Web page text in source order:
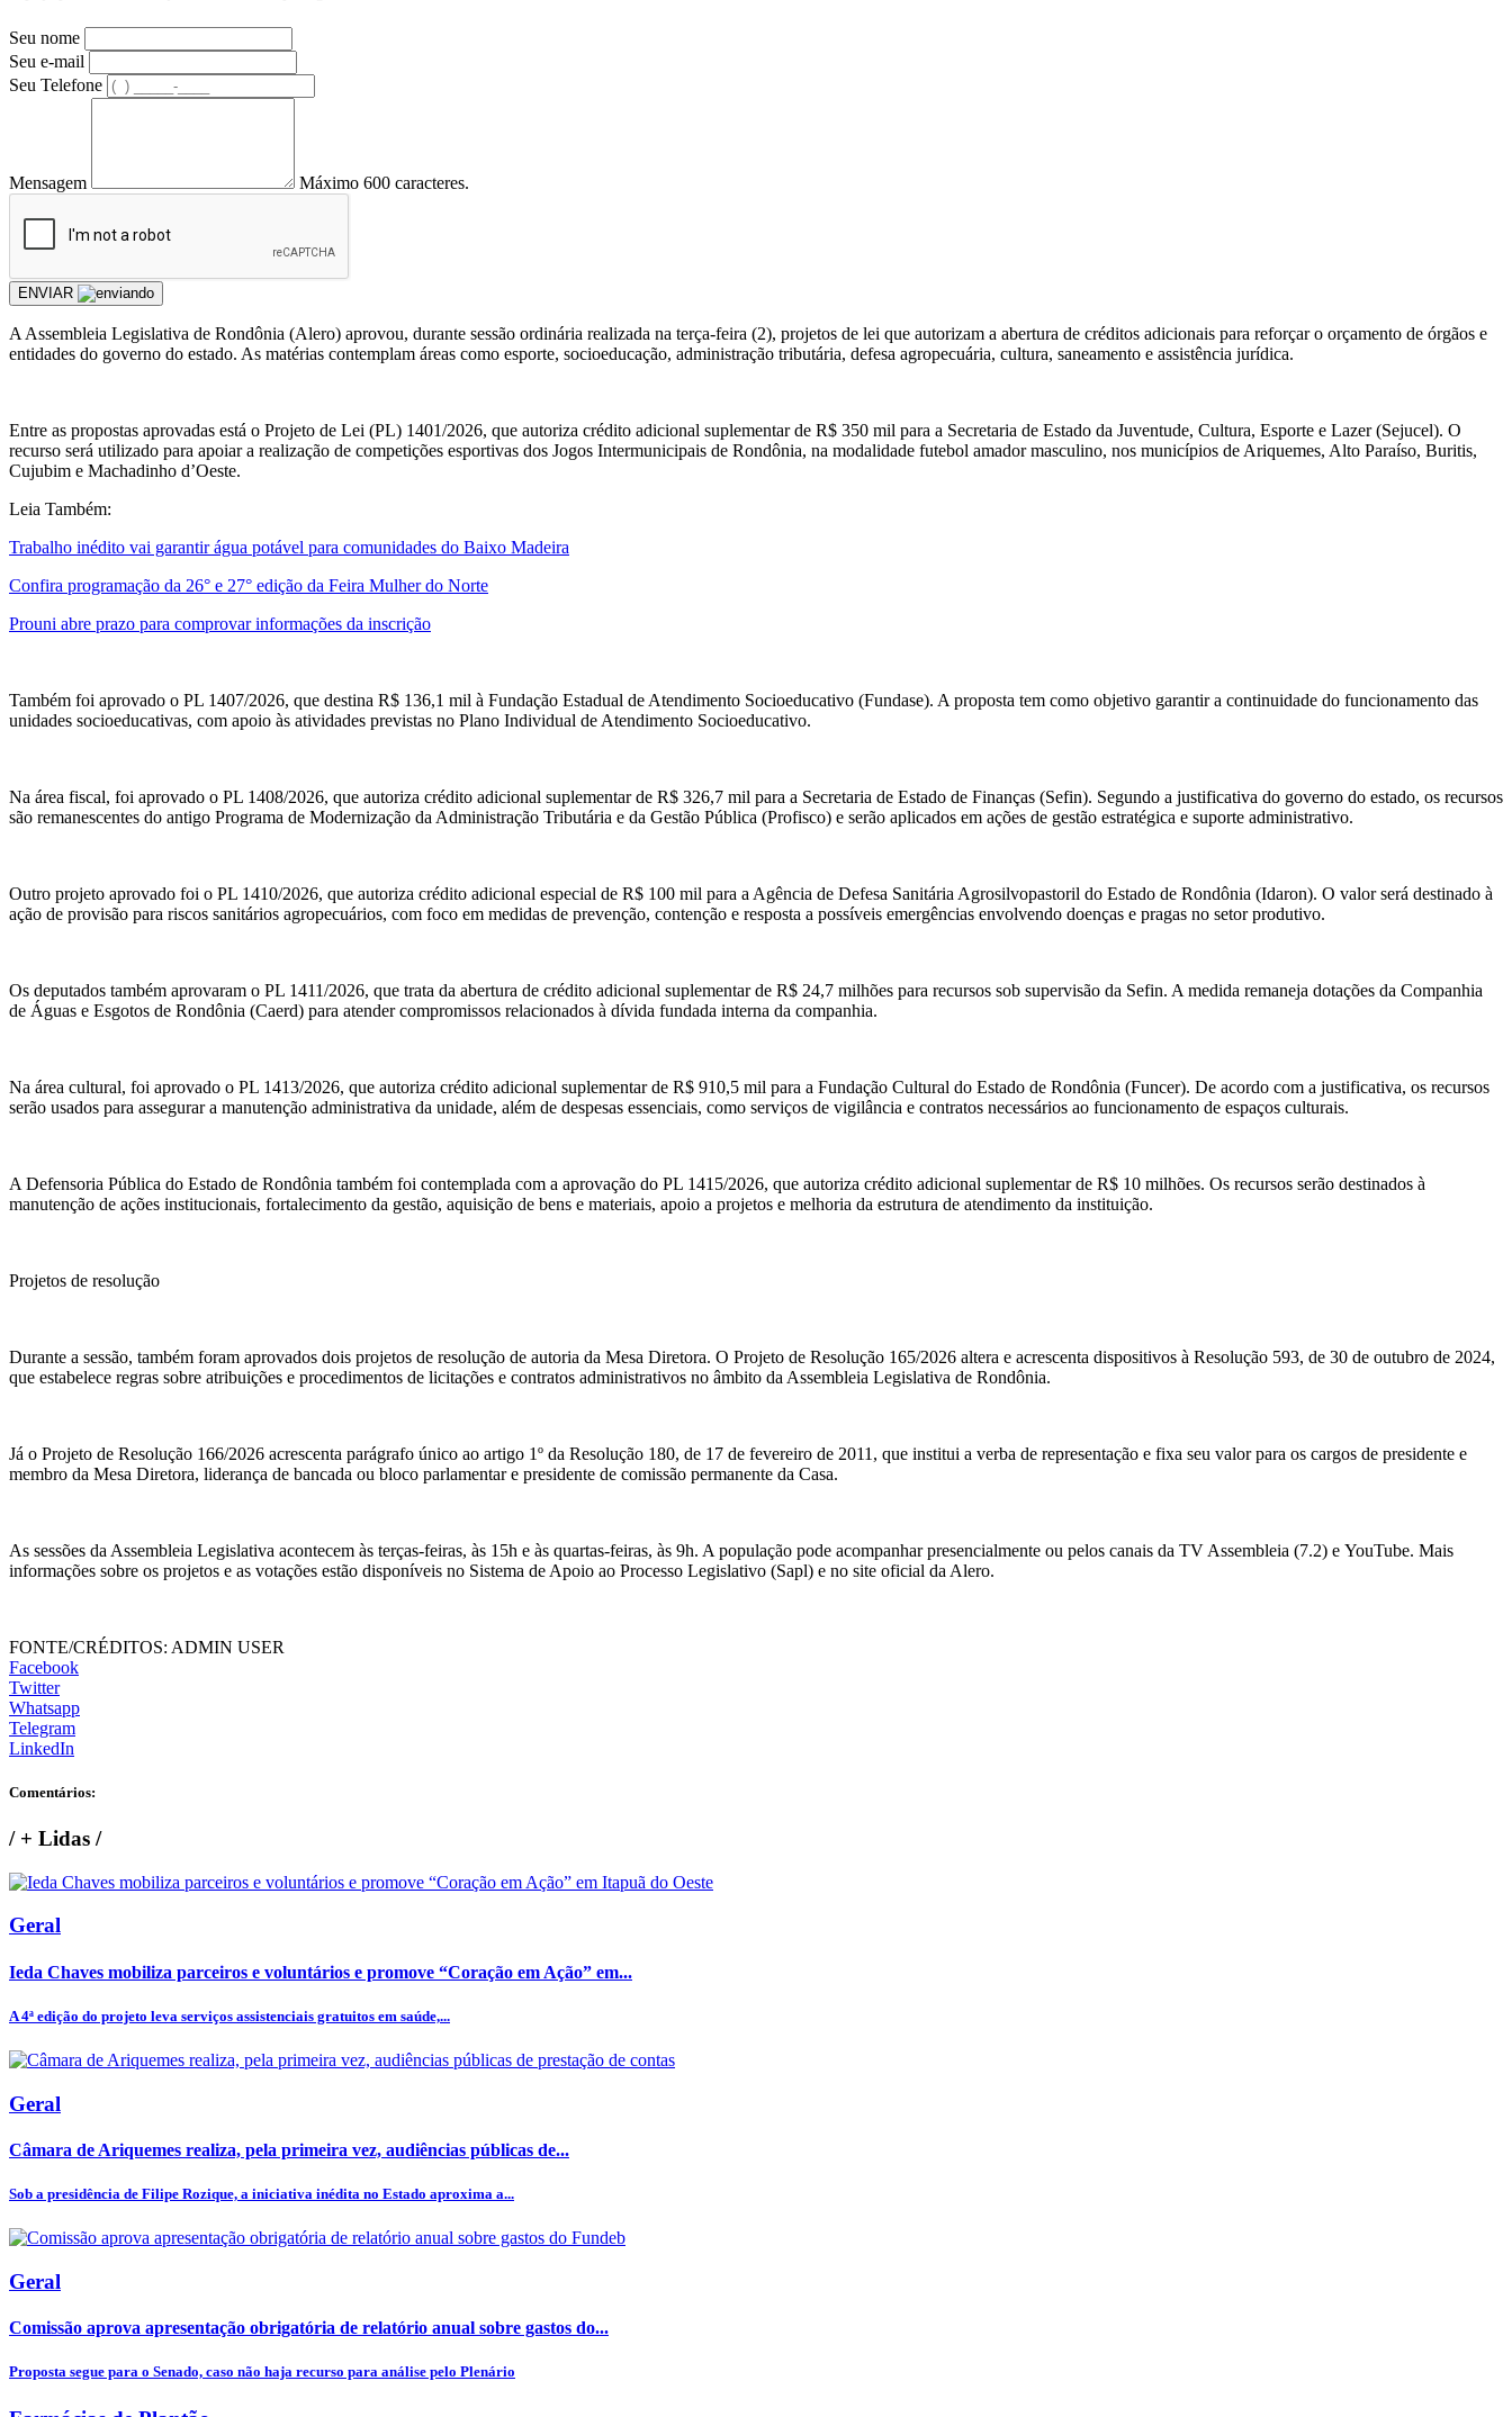
Seu nome
Seu e-mail
Seu Telefone
Mensagem Máximo 600 caracteres.
ENVIAR
A Assembleia Legislativa de Rondônia (Alero) aprovou, durante sessão ordinária realizada na terça-feira (2), projetos de lei que autorizam a abertura de créditos adicionais para reforçar o orçamento de órgãos e
entidades do governo do estado. As matérias contemplam áreas como esporte, socioeducação, administração tributária, defesa agropecuária, cultura, saneamento e assistência jurídica.
Entre as propostas aprovadas está o Projeto de Lei (PL) 1401/2026, que autoriza crédito adicional suplementar de R$ 350 mil para a Secretaria de Estado da Juventude, Cultura, Esporte e Lazer (Sejucel). O
recurso será utilizado para apoiar a realização de competições esportivas dos Jogos Intermunicipais de Rondônia, na modalidade futebol amador masculino, nos municípios de Ariquemes, Alto Paraíso, Buritis,
Cujubim e Machadinho d’Oeste.
Leia Também:
Trabalho inédito vai garantir água potável para comunidades do Baixo Madeira
Confira programação da 26° e 27° edição da Feira Mulher do Norte
Prouni abre prazo para comprovar informações da inscrição
Também foi aprovado o PL 1407/2026, que destina R$ 136,1 mil à Fundação Estadual de Atendimento Socioeducativo (Fundase). A proposta tem como objetivo garantir a continuidade do funcionamento das
unidades socioeducativas, com apoio às atividades previstas no Plano Individual de Atendimento Socioeducativo.
Na área fiscal, foi aprovado o PL 1408/2026, que autoriza crédito adicional suplementar de R$ 326,7 mil para a Secretaria de Estado de Finanças (Sefin). Segundo a justificativa do governo do estado, os recursos
são remanescentes do antigo Programa de Modernização da Administração Tributária e da Gestão Pública (Profisco) e serão aplicados em ações de gestão estratégica e suporte administrativo.
Outro projeto aprovado foi o PL 1410/2026, que autoriza crédito adicional especial de R$ 100 mil para a Agência de Defesa Sanitária Agrosilvopastoril do Estado de Rondônia (Idaron). O valor será destinado à
ação de provisão para riscos sanitários agropecuários, com foco em medidas de prevenção, contenção e resposta a possíveis emergências envolvendo doenças e pragas no setor produtivo.
Os deputados também aprovaram o PL 1411/2026, que trata da abertura de crédito adicional suplementar de R$ 24,7 milhões para recursos sob supervisão da Sefin. A medida remaneja dotações da Companhia
de Águas e Esgotos de Rondônia (Caerd) para atender compromissos relacionados à dívida fundada interna da companhia.
Na área cultural, foi aprovado o PL 1413/2026, que autoriza crédito adicional suplementar de R$ 910,5 mil para a Fundação Cultural do Estado de Rondônia (Funcer). De acordo com a justificativa, os recursos
serão usados para assegurar a manutenção administrativa da unidade, além de despesas essenciais, como serviços de vigilância e contratos necessários ao funcionamento de espaços culturais.
A Defensoria Pública do Estado de Rondônia também foi contemplada com a aprovação do PL 1415/2026, que autoriza crédito adicional suplementar de R$ 10 milhões. Os recursos serão destinados à
manutenção de ações institucionais, fortalecimento da gestão, aquisição de bens e materiais, apoio a projetos e melhoria da estrutura de atendimento da instituição.
Projetos de resolução
Durante a sessão, também foram aprovados dois projetos de resolução de autoria da Mesa Diretora. O Projeto de Resolução 165/2026 altera e acrescenta dispositivos à Resolução 593, de 30 de outubro de 2024,
que estabelece regras sobre atribuições e procedimentos de licitações e contratos administrativos no âmbito da Assembleia Legislativa de Rondônia.
Já o Projeto de Resolução 166/2026 acrescenta parágrafo único ao artigo 1º da Resolução 180, de 17 de fevereiro de 2011, que institui a verba de representação e fixa seu valor para os cargos de presidente e
membro da Mesa Diretora, liderança de bancada ou bloco parlamentar e presidente de comissão permanente da Casa.
As sessões da Assembleia Legislativa acontecem às terças-feiras, às 15h e às quartas-feiras, às 9h. A população pode acompanhar presencialmente ou pelos canais da TV Assembleia (7.2) e YouTube. Mais
informações sobre os projetos e as votações estão disponíveis no Sistema de Apoio ao Processo Legislativo (Sapl) e no site oficial da Alero.
FONTE/CRÉDITOS: ADMIN USER
Facebook
Twitter
Whatsapp
Telegram
LinkedIn
Comentários:
/+ Lidas /
Geral
Ieda Chaves mobiliza parceiros e voluntários e promove “Coração em Ação” em...
A 4ª edição do projeto leva serviços assistenciais gratuitos em saúde,...
Geral
Câmara de Ariquemes realiza, pela primeira vez, audiências públicas de...
Sob a presidência de Filipe Rozique, a iniciativa inédita no Estado aproxima a...
Geral
Comissão aprova apresentação obrigatória de relatório anual sobre gastos do...
Proposta segue para o Senado, caso não haja recurso para análise pelo Plenário